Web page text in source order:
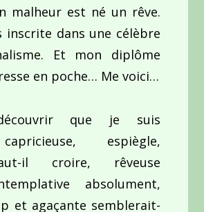
malheur est né un rêve.
inscrite dans une célèbre
Et mon diplôme
en poche… Me voici…
que je suis
espiègle,
il croire, rêveuse
absolument,
et agaçante semblerait-